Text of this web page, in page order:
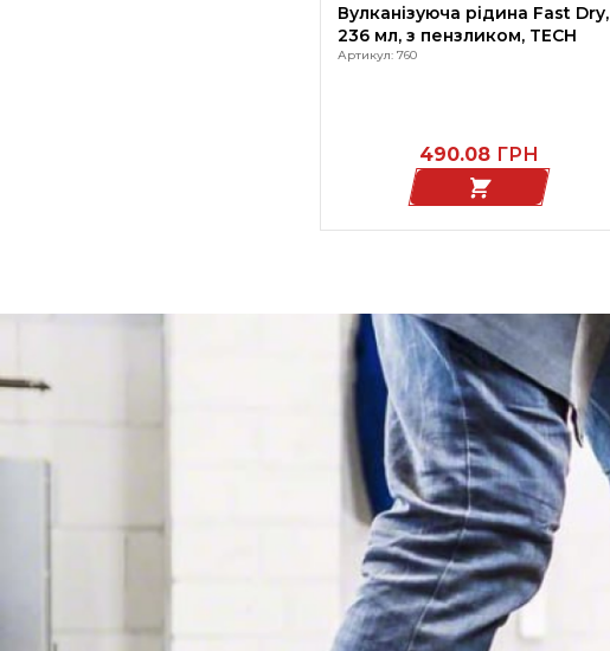
Вулканізуюча рідина Fast Dry,
236 мл, з пензликом, TECH
Артикул: 760
490.08 ГРН